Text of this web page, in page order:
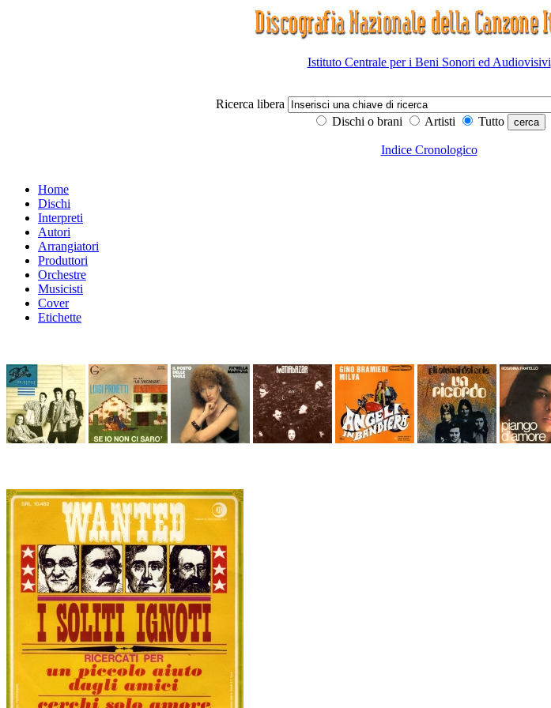
Istituto Centrale per i Beni Sonori ed Audiovisivi
Ricerca libera
Dischi o brani
Artisti Tutto
Indice Cronologico
Home
Dischi
Interpreti
Autori
Arrangiatori
Produttori
Orchestre
Musicisti
Cover
Etichette